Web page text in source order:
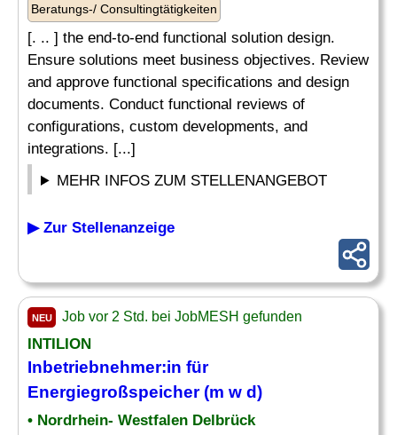
Beratungs-/ Consultingtätigkeiten
[. .. ] the end-to-end functional solution design.
Ensure solutions meet business objectives. Review
and approve functional specifications and design
documents. Conduct functional reviews of
configurations, custom developments, and
integrations. [...]
MEHR INFOS ZUM STELLENANGEBOT
▶ Zur Stellenanzeige
NEU Job vor 2 Std. bei JobMESH gefunden
INTILION
Inbetriebnehmer:in für
Energiegroßspeicher (m w d)
• Nordrhein- Westfalen Delbrück